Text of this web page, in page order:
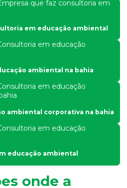
na bahia
em vitória da conquista
na bahia
ambiental empresarial
na bahia
em vitória da conquista
em educação ambiental
ambiental na bahia
ambiental corporativa na bahia
educação ambiental
onde a